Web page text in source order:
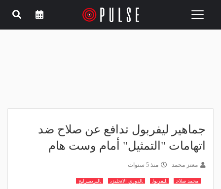
Toggle
جماهير ليفربول تدافع عن صلاح ضد
اتهامات "التمثيل" أمام وست هام
معتز محمد منذ 5 سنوات
محمد صلاح ليفربول الدوري الانجليزي البريميرليج